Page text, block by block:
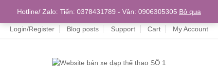
Home
Login/Register Blog posts Support Cart My Account
Hotline/ Zalo: Tiến: 0378431789 - Vân: 0906305305 Bỏ qua